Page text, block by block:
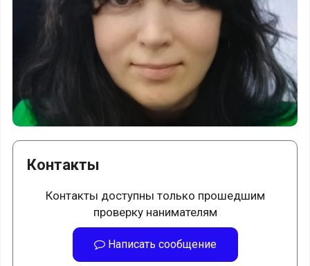
Контакты
Контакты доступны только прошедшим
проверку нанимателям
Написать сообщение